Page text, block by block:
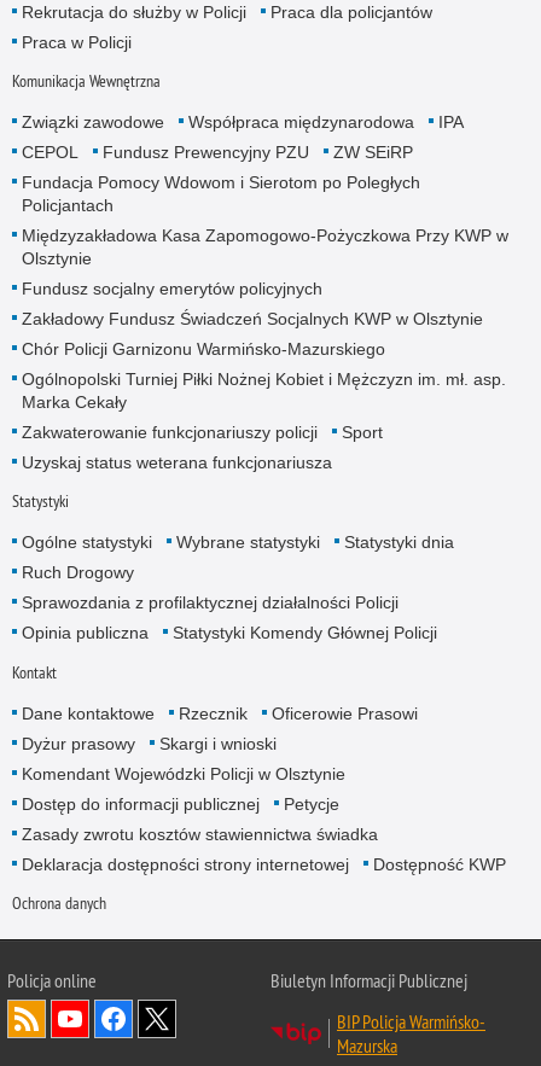
Rekrutacja do służby w Policji
Praca dla policjantów
Praca w Policji
Komunikacja Wewnętrzna
Związki zawodowe Współpraca międzynarodowa
IPA
CEPOL
Fundusz Prewencyjny PZU
ZW SEiRP
Fundacja Pomocy Wdowom i Sierotom po Poległych
Policjantach
Międzyzakładowa Kasa Zapomogowo-Pożyczkowa Przy KWP w
Olsztynie
Fundusz socjalny emerytów policyjnych
Zakładowy Fundusz Świadczeń Socjalnych KWP w Olsztynie
Chór Policji Garnizonu Warmińsko-Mazurskiego
Ogólnopolski Turniej Piłki Nożnej Kobiet i Mężczyzn im. mł. asp.
Marka Cekały
Zakwaterowanie funkcjonariuszy policji
Sport
Uzyskaj status weterana funkcjonariusza
Statystyki
Ogólne statystyki Wybrane statystyki
Statystyki dnia
Ruch Drogowy
Sprawozdania z profilaktycznej działalności Policji
Opinia publiczna
Statystyki Komendy Głównej Policji
Kontakt
Dane kontaktowe Rzecznik
Oficerowie Prasowi
Dyżur prasowy
Skargi i wnioski
Komendant Wojewódzki Policji w Olsztynie
Dostęp do informacji publicznej
Petycje
Zasady zwrotu kosztów stawiennictwa świadka
Deklaracja dostępności strony internetowej
Dostępność KWP
Ochrona danych
Policja online
Biuletyn Informacji Publicznej
BIP Policja Warmińsko-
Mazurska